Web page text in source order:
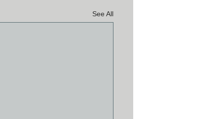
See All